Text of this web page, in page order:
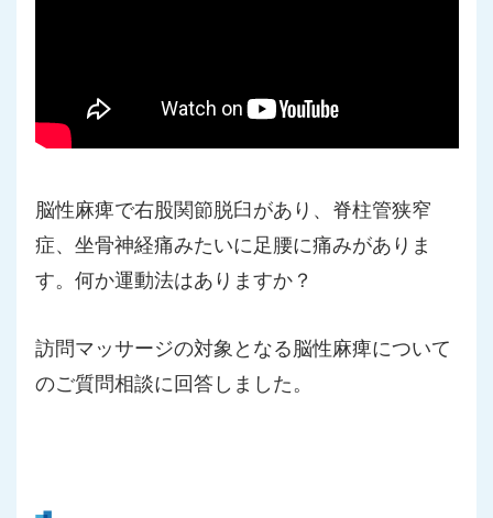
脳性麻痺で右股関節脱臼があり、脊柱管狭窄
症、坐骨神経痛みたいに足腰に痛みがありま
す。何か運動法はありますか？
訪問マッサージの対象となる脳性麻痺について
のご質問相談に回答しました。